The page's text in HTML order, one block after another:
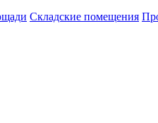
Складские помещения